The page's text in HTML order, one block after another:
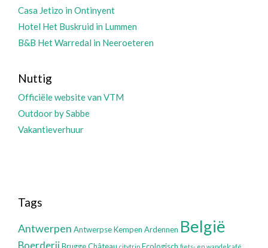
Casa Jetizo in Ontinyent
Hotel Het Buskruid in Lummen
B&B Het Warredal in Neeroeteren
Nuttig
Officiële website van VTM
Outdoor by Sabbe
Vakantieverhuur
Tags
Antwerpen Antwerpse Kempen Ardennen België
Boerderij